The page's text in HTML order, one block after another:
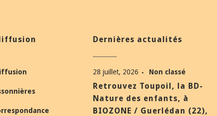
Dernières actualités
28 juillet, 2026 Non classé
Retrouvez Toupoil, la BD-
Nature des enfants, à
BIOZONE / Guerlédan (22),